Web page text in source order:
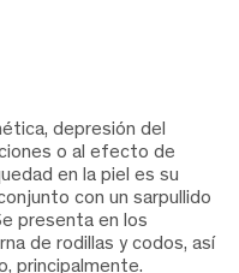
depresión del
o al efecto de
en la piel es su
con un sarpullido
presenta en los
de rodillas y codos, así
principalmente.